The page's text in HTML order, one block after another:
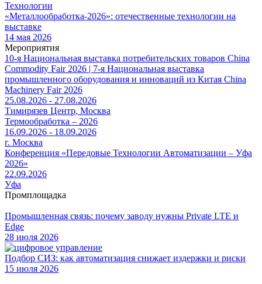
Технологии
«Металлообработка-2026»: отечественные технологии на
выставке
14 мая 2026
Мероприятия
10-я Национальная выставка потребительских товаров China
Commodity Fair 2026 | 7-я Национальная выставка
промышленного оборудования и инноваций из Китая China
Machinery Fair 2026
25.08.2026 - 27.08.2026
Тимирязев Центр, Москва
Термообработка – 2026
16.09.2026 - 18.09.2026
г. Москва
Конференция «Передовые Технологии Автоматизации – Уфа
2026»
22.09.2026
Уфа
Промплощадка
Промышленная связь: почему заводу нужны Private LTE и
Edge
28 июля 2026
Подбор СИЗ: как автоматизация снижает издержки и риски
15 июля 2026